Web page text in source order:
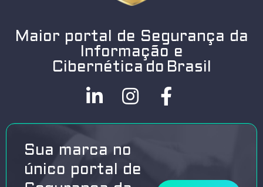
Maior portal de Segurança da
Informação e
Cibernética do Brasil
Sua marca no
único portal de